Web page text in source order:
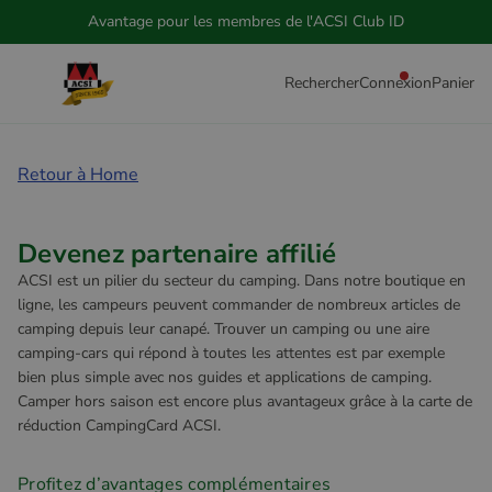
Avantage pour les membres de l'ACSI Club ID
RechercherConnexionPanier
Retour à Home
Devenez partenaire affilié
ACSI est un pilier du secteur du camping. Dans notre boutique en
ligne, les campeurs peuvent commander de nombreux articles de
camping depuis leur canapé. Trouver un camping ou une aire
camping-cars qui répond à toutes les attentes est par exemple
bien plus simple avec nos guides et applications de camping.
Camper hors saison est encore plus avantageux grâce à la carte de
réduction CampingCard ACSI.
Profitez d’avantages complémentaires